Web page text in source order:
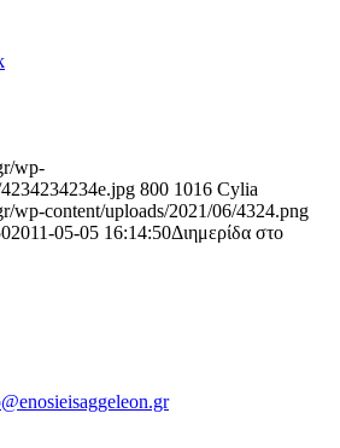
wp-
800 1016 Cylia
wp-content/uploads/2021/06/4324.png
2011-05-05 16:14:50Διημερίδα στο